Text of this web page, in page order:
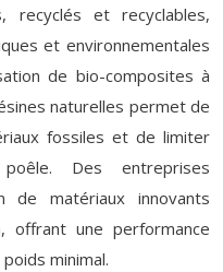
recyclés et recyclables,
et environnementales
de bio-composites à
naturelles permet de
fossiles et de limiter
poêle. Des entreprises
de matériaux innovants
offrant une performance
minimal.